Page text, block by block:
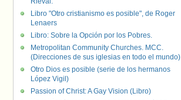
Libro "Otro cristianismo es posible", de Roger
Lenaers
Libro: Sobre la Opción por los Pobres.
Metropolitan Community Churches. MCC.
(Direcciones de sus iglesias en todo el mundo)
Otro Dios es posible (serie de los hermanos
López Vigil)
Passion of Christ: A Gay Vision (Libro)